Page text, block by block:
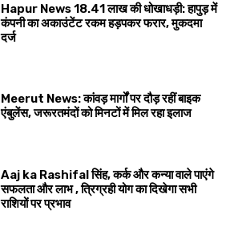
Hapur News 18.41 लाख की धोखाधड़ी: हापुड़ में
कंपनी का अकाउंटेंट रकम हड़पकर फरार, मुकदमा
दर्ज
Meerut News: कांवड़ मार्गों पर दौड़ रहीं बाइक
एंबुलेंस, जरूरतमंदों को मिनटों में मिल रहा इलाज
Aaj ka Rashifal सिंह, कर्क और कन्या वाले पाएंगे
सफलता और लाभ , त्रिग्रही योग का दिखेगा सभी
राशियों पर प्रभाव